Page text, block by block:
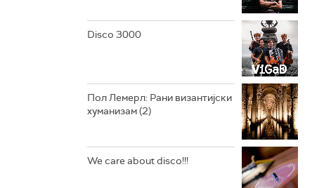
РАДИО ЏЕЗЕР
Disco 3000
Пол Лемерл: Рани византијски
хуманизам (2)
We care about disco!!!